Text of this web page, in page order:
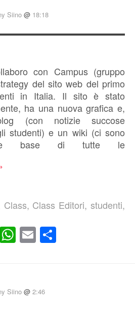
Siino @ 18:18
con Campus (gruppo
del sito web del primo
in Italia. Il sito è stato
ha una nuova grafica e,
(con notizie succose
studenti) e un wiki (ci sono
base di tutte le
Class, Class Editori,studenti,
Messenger
WhatsApp
Email
Siino @ 2:46